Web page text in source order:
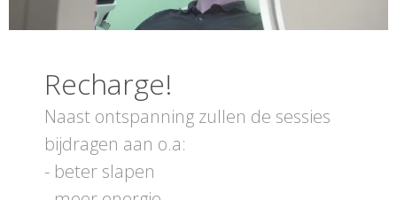
Recharge!
Naast ontspanning zullen de sessies
bijdragen aan o.a:
- beter slapen